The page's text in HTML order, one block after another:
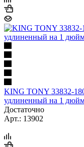
KING TONY 33832-
удлиненный на 1
Достаточно
Арт.: 13902